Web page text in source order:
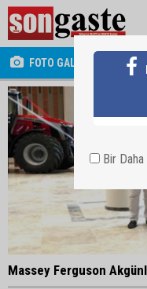
FOTO GALERİ
Massey Ferguson
Bir